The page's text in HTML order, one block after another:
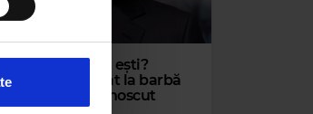
la modul în
Reeves, tu ești?
a renunțat la barbă
este de nerecunoscut